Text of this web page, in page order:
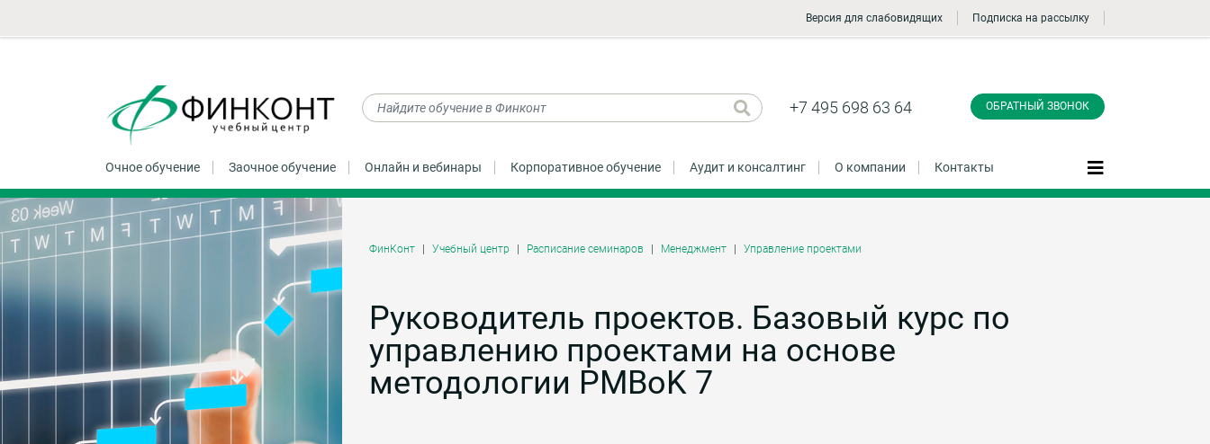
Версия для слабовидящих Подписка на рассылку
+7 495 698 63 64 ОБРАТНЫЙ ЗВОНОК
Очное обучение Заочное обучение Онлайн и вебинары Корпоративное обучение Аудит и консалтинг О компании Контакты
ФинКонт Учебный центр Расписание семинаров Менеджмент Управление проектами
Руководитель проектов. Базовый курс по
управлению проектами на основе
методологии PMBoK 7
звонок